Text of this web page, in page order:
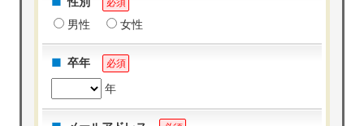
性別 必須
男性 女性
卒年 必須
年